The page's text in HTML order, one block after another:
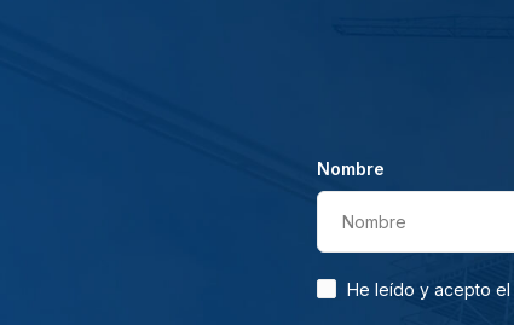
Nombre
Nombre
He leído y acepto el